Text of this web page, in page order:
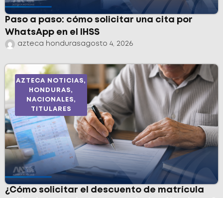
Paso a paso: cómo solicitar una cita por
WhatsApp en el IHSS
azteca hondurasagosto 4, 2026
AZTECA NOTICIAS,
HONDURAS,
NACIONALES,
TITULARES
¿Cómo solicitar el descuento de matrícula